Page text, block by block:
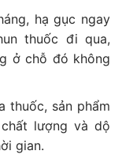
hạ gục ngay
thuốc đi qua,
ở chỗ đó không
thuốc, sản phẩm
lượng và dộ
gian.